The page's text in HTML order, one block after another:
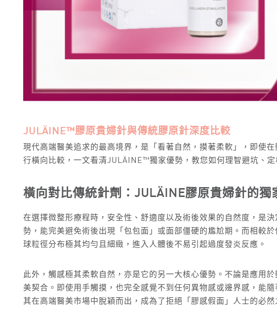
JULÄINE™膠原貴婦針與傳統膠原針深度比較
現代高端醫美追求的最高境界，是「看著自然，摸著柔軟」，即使
行橫向比較，一文看清JULÄINE™獨家優勢，教您如何理智避坑、定
橫向對比傳統針劑： JULÄINE膠原貴婦針的獨
在選擇微整形療程時，安全性、舒適度以及術後效果的自然度，是
勢，能完美避免術後出現「包包面」或面部僵硬的尷尬期。而相較
球粒徑分布極其均勻且細緻，進入人體後不易引起過度發炎反應。
此外，觸感極其柔軟自然，亦是它的另一大核心優勢。不論是應用
美契合。即使用手觸摸，也完全感覺不到任何異物感或邊界感，能
其在高端醫美市場中脫穎而出，成為了拒絕「膠感假面」人士的必然